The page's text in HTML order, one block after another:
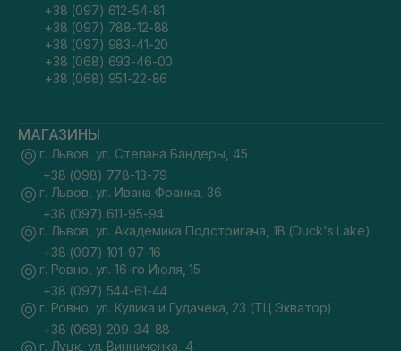
+38 (097) 612-54-81
+38 (097) 788-12-88
+38 (097) 983-41-20
+38 (068) 693-46-00
+38 (068) 951-22-86
МАГАЗИНЫ
г. Львов, ул. Степана Бандеры, 45
+38 (098) 778-13-79
г. Львов, ул. Ивана Франка, 36
+38 (097) 611-95-94
г. Львов, ул. Академика Подстригача, 1В (Duck's Lake)
+38 (097) 101-97-16
г. Ровно, ул. 16-го Июля, 15
+38 (097) 544-61-44
г. Ровно, ул. Кулика и Гудачека, 23 (ТЦ Экватор)
+38 (068) 209-34-88
г. Луцк, ул. Винниченка, 4